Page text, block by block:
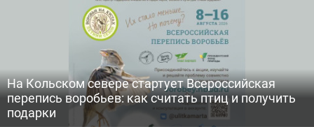
На Кольском севере стартует Всероссийская
перепись воробьев: как считать птиц и получить
подарки